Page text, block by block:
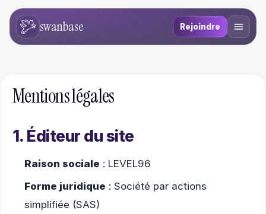
swanbase Rejoindre
Mentions légales
1. Éditeur du site
Raison sociale : LEVEL96
Forme juridique : Société par actions
simplifiée (SAS)